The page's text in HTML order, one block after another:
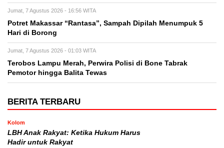
Jumat, 7 Agustus 2026 - 16:56 WITA
Potret Makassar “Rantasa”, Sampah Dipilah Menumpuk 5
Hari di Borong
Jumat, 7 Agustus 2026 - 01:03 WITA
Terobos Lampu Merah, Perwira Polisi di Bone Tabrak
Pemotor hingga Balita Tewas
BERITA TERBARU
Kolom
LBH Anak Rakyat: Ketika Hukum Harus
Hadir untuk Rakyat